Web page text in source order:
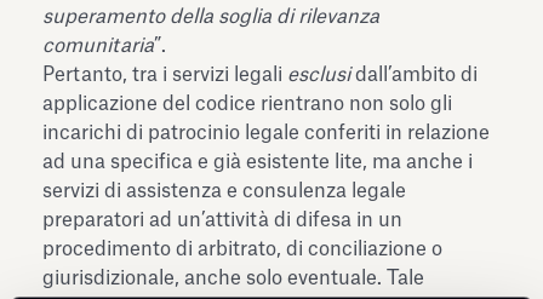
superamento della soglia di rilevanza
comunitaria”.
Pertanto, tra i servizi legali esclusidall’ambito di
applicazione del codice rientrano non solo gli
incarichi di patrocinio legale conferiti in relazione
ad una specifica e già esistente lite, ma anche i
servizi di assistenza e consulenza legale
preparatori ad un’attività di difesa in un
procedimento di arbitrato, di conciliazione o
giurisdizionale, anche solo eventuale. Tale